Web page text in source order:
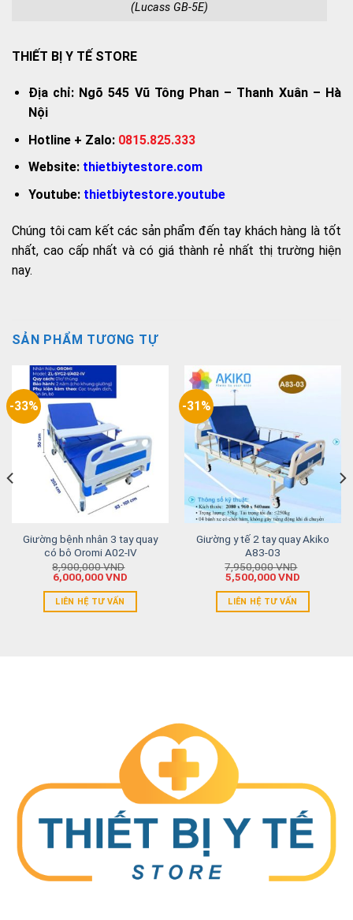
(Lucass GB-5E)
THIẾT BỊ Y TẾ STORE
Địa chỉ: Ngõ 545 Vũ Tông Phan – Thanh Xuân – Hà
Nội
Hotline + Zalo: 0815.825.333
Website: thietbiytestore.com
Youtube: thietbiytestore.youtube
Chúng tôi cam kết các sản phẩm đến tay khách hàng là tốt
nhất, cao cấp nhất và có giá thành rẻ nhất thị trường hiện
nay.
SẢN PHẨM TƯƠNG TỰ
-33%
Giường bệnh nhân 3 tay quay
có bô Oromi A02-IV
8,900,000VND
6,000,000VND
LIÊN HỆ TƯ VẤN
-31%
Giường y tế 2 tay quay Akiko
A83-03
7,950,000VND
5,500,000VND
LIÊN HỆ TƯ VẤN